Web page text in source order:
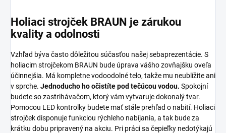
Holiaci strojček BRAUN je zárukou
kvality a odolnosti
Vzhľad býva často dôležitou súčasťou našej sebaprezentácie. S
holiacim strojčekom BRAUN bude úprava vášho zovňajšku oveľa
účinnejšia. Má kompletne vodoodolné telo, takže mu neublížite ani
v sprche. Jednoducho ho očistíte pod tečúcou vodou. Spokojní
budete so zastrihávačom, ktorý vám vytvaruje dokonalý tvar.
Pomocou LED kontrolky budete mať stále prehľad o nabití. Holiaci
strojček disponuje funkciou rýchleho nabíjania, a tak bude za
krátku dobu pripravený na akciu. Pri práci sa čepieľky nedotýkajú